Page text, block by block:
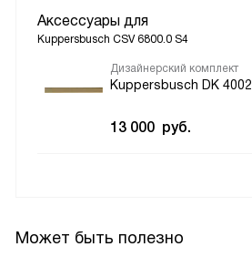
Аксессуары для
Kuppersbusch CSV 6800.0 S4
Дизайнерский комплект
Kuppersbusch DK 4002
13 000 руб.
Может быть полезно